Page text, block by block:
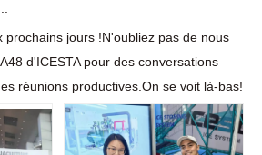
prochains jours !N'oubliez pas de nous
d'ICESTA pour des conversations
réunions productives.On se voit là-bas!